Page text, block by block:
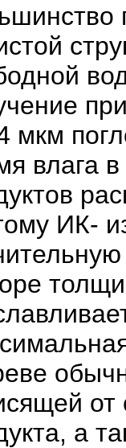
мкм
влага
ИК-
от
а